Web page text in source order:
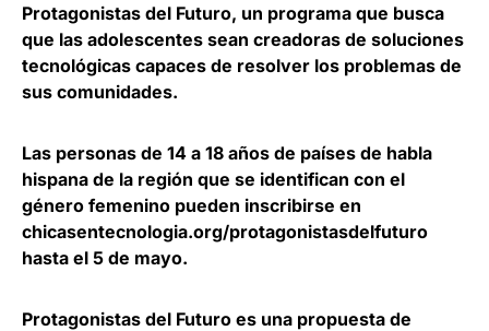
Protagonistas del Futuro, un programa que busca
que las adolescentes sean creadoras de soluciones
tecnológicas capaces de resolver los problemas de
sus comunidades.
Las personas de 14 a 18 años de países de habla
hispana de la región que se identifican con el
género femenino pueden inscribirse en
chicasentecnologia.org/protagonistasdelfuturo
hasta el 5 de mayo.
Protagonistas del Futuro es una propuesta de